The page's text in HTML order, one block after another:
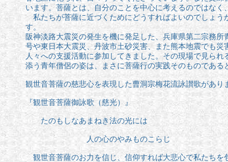
います。菩薩とは、自分のことを中心に考えるのではな
私たちが菩薩に近づくためにどうすればよいのでしょう
す。
阪神淡路大震災の発生を機に発足した、兵庫県第二宗務
号や東日本大震災、丹波市土砂災害、また熊本地震でも
人々への支援活動に参加してきました。その現場で見ら
添う青年僧侶の姿は、まさに菩薩行の実践そのものである
観世音菩薩の慈悲心を表現した曹洞宗梅花流詠讃歌があり
『観世音菩薩御詠歌（慈光）』
たのもしなあまねき法の光には
人の心のやみものこらじ
観世音菩薩のお力を信じ、信仰すれば大悲心で私たちを